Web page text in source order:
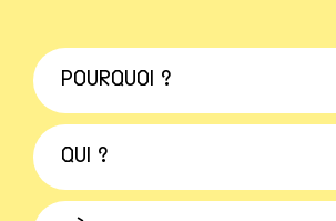
POURQUOI ?
QUI ?